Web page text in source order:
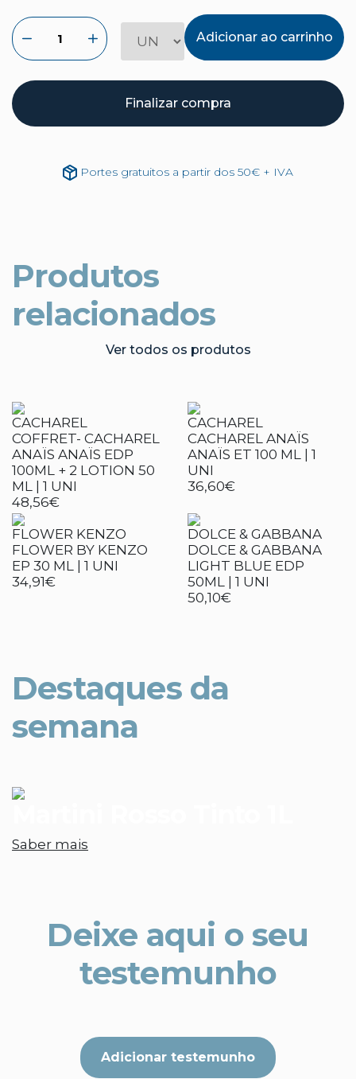
Adicionar ao carrinho
Finalizar compra
Portes gratuitos a partir dos 50€ + IVA
Produtos
relacionados
Ver todos os produtos
CACHAREL
COFFRET- CACHAREL
ANAÏS ANAÏS EDP
100ML + 2 LOTION 50
ML | 1 UNI
48,56€
CACHAREL
CACHAREL ANAÏS
ANAÏS ET 100 ML | 1
UNI
36,60€
FLOWER KENZO
FLOWER BY KENZO
EP 30 ML | 1 UNI
34,91€
DOLCE & GABBANA
DOLCE & GABBANA
LIGHT BLUE EDP
50ML | 1 UNI
50,10€
Destaques da
semana
Saber mais
Deixe aqui o seu
testemunho
Adicionar testemunho